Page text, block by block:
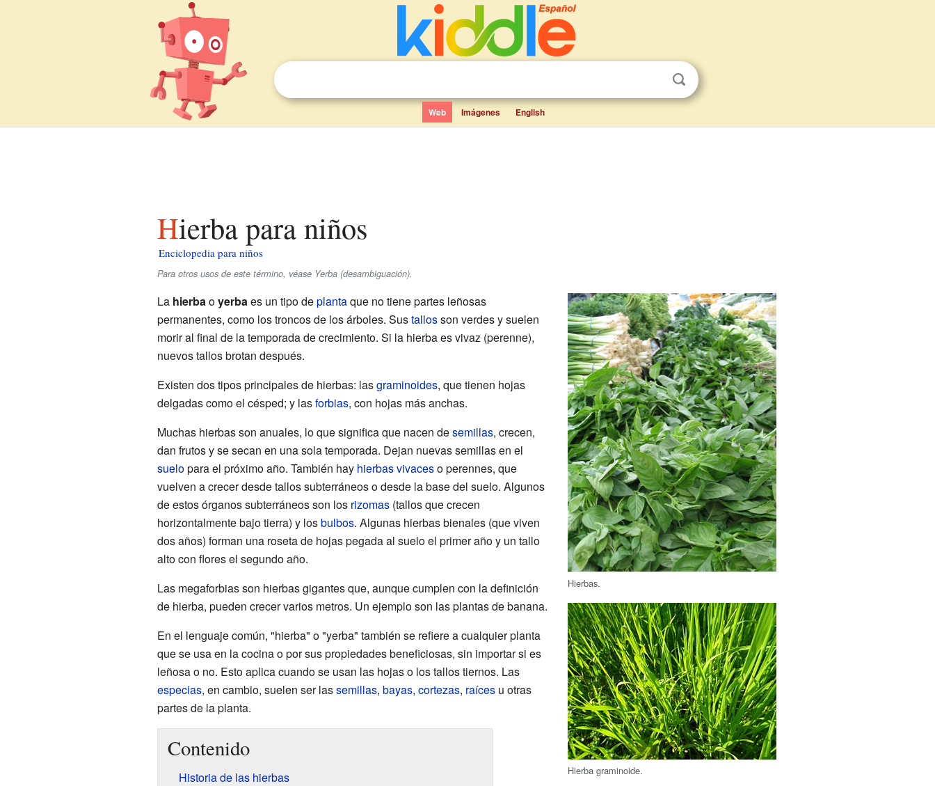
Web Imágenes English
Hierba para niños
Enciclopedia para niños
Para otros usos de este término, véase Yerba (desambiguación).
Hierbas.
La hierbaoyerbaes un tipo deplantaque no tiene partes leñosas
permanentes, como los troncos de los árboles. Sustallosson verdes y suelen
morir al final de la temporada de crecimiento. Si la hierba es vivaz (perenne),
nuevos tallos brotan después.
Existen dos tipos principales de hierbas: lasgraminoides, que tienen hojas
delgadas como el césped; y lasforbias, con hojas más anchas.
Hierba graminoide.
Muchas hierbas son anuales, lo que significa que nacen desemillas, crecen,
dan frutos y se secan en una sola temporada. Dejan nuevas semillas en el
suelopara el próximo año. También hay hierbas vivaceso perennes, que
vuelven a crecer desde tallos subterráneos o desde la base del suelo. Algunos
de estos órganos subterráneos son los rizomas(tallos que crecen
horizontalmente bajo tierra) y losbulbos. Algunas hierbas bienales (que viven
dos años) forman una roseta de hojas pegada al suelo el primer año y un tallo
alto con flores el segundo año.
Las megaforbias son hierbas gigantes que, aunque cumplen con la definición
de hierba, pueden crecer varios metros. Un ejemplo son las plantas de banana.
En el lenguaje común, "hierba" o "yerba" también se refiere a cualquier planta
que se usa en la cocina o por sus propiedades beneficiosas, sin importar si es
leñosa o no. Esto aplica cuando se usan las hojas o los tallos tiernos. Las
especias, en cambio, suelen ser lassemillas, bayas, cortezas, raícesu otras
partes de la planta.
Contenido
Historia de las hierbas